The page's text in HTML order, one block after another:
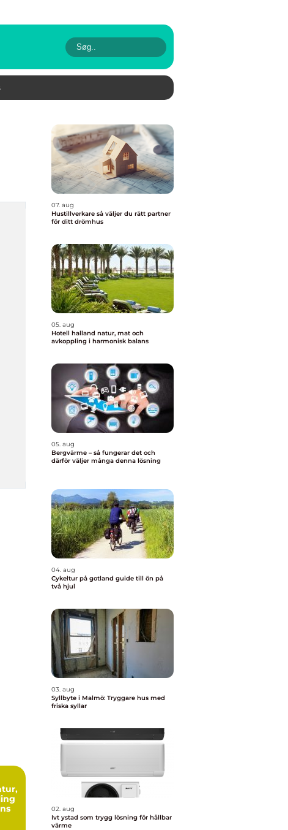
07. aug
Hustillverkare så väljer du rätt partner
för ditt drömhus
05. aug
Hotell halland natur, mat och
avkoppling i harmonisk balans
05. aug
Bergvärme – så fungerar det och
därför väljer många denna lösning
04. aug
Cykeltur på gotland guide till ön på
två hjul
03. aug
Syllbyte i Malmö: Tryggare hus med
friska syllar
02. aug
Ivt ystad som trygg lösning för hållbar
värme